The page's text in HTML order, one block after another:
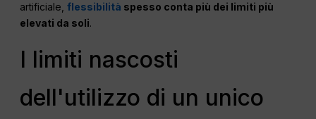
artificiale,flessibilità spesso conta più dei limiti più
elevati da soli.
I limiti nascosti
dell'utilizzo di un unico